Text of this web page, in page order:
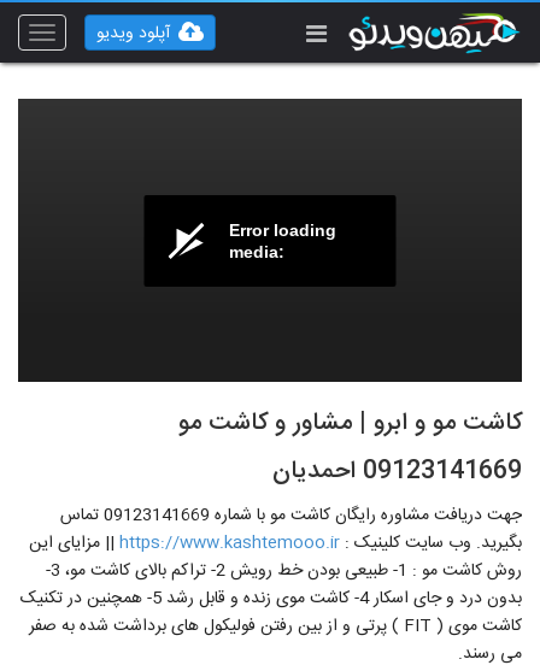
Toggle
آپلود ویدیو
Error loading
media:
کاشت مو و ابرو | مشاور و کاشت مو
09123141669 احمدیان
جهت دریافت مشاوره رایگان کاشت مو با شماره 09123141669 تماس
بگیرید. وب سایت کلینیک : https://www.kashtemooo.ir || مزایای این
روش کاشت مو : 1- طبیعی بودن خط رویش 2- تراکم بالای کاشت مو، 3-
بدون درد و جای اسکار 4- کاشت موی زنده و قابل رشد 5- همچنین در تکنیک
کاشت موی ( FIT ) پرتی و از بین رفتن فولیکول های برداشت شده به صفر
می رسند.